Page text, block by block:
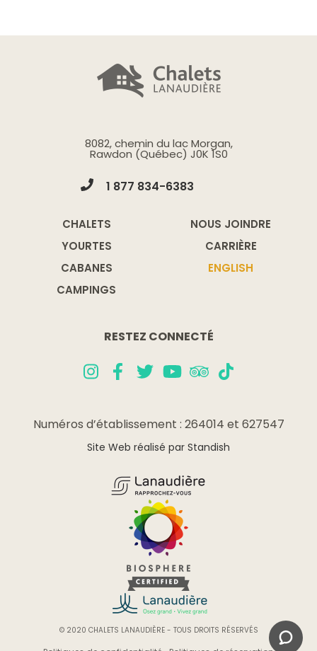
8082, chemin du lac Morgan,
Rawdon (Québec) J0K 1S0
1 877 834-6383
CHALETS
YOURTES
CABANES
CAMPINGS
NOUS JOINDRE
CARRIÈRE
ENGLISH
RESTEZ CONNECTÉ
Numéros d’établissement : 264014 et 627547
Site Web réalisé par Standish
© 2020 CHALETS LANAUDIÈRE - TOUS DROITS RÉSERVÉS